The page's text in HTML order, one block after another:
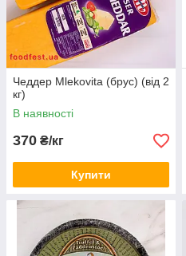
Чеддер Mlekovita (брус) (від 2
кг)
В наявності
370 ₴/кг
Купити